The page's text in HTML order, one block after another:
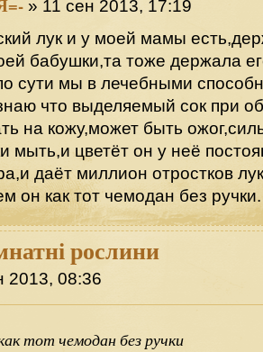
» 11 сен 2013, 17:19
лук и у моей мамы
бабушки,та тоже держала
сути мы в лечебными
что выделяемый сок при
на кожу,может быть
мыть,и цветёт он у неё
даёт миллион отростков
он как тот чемодан без ручки.
рослини
2013, 08:36
тот чемодан без ручки